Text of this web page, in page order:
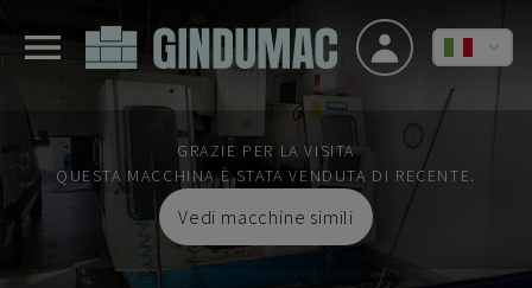
GRAZIE PER LA VISITA
QUESTA MACCHINA È STATA VENDUTA DI RECENTE.
Vedi macchine simili